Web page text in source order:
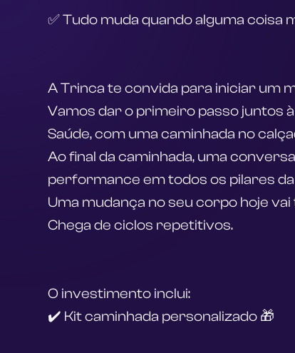
✅ Tudo muda quando alguma coisa
A Trinca te convida para iniciar um
Vamos dar o primeiro passo juntos
Saúde, com uma caminhada no
Ao final da caminhada, uma
performance em todos os pilares da
Uma mudança no seu corpo hoje
Chega de ciclos repetitivos.
O investimento inclui:
✔️ Kit caminhada personalizado 🎁